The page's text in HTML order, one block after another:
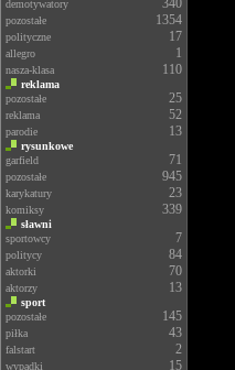
demotywatory
340
pozostałe 1354
polityczne 17
allegro 1
nasza-klasa 110
reklama
pozostałe
25
reklama 52
parodie 13
rysunkowe
garfield
71
pozostałe 945
karykatury 23
komiksy 339
sławni
sportowcy
7
politycy 84
aktorki 70
aktorzy 13
sport
pozostałe
145
piłka 43
falstart 2
wypadki 15